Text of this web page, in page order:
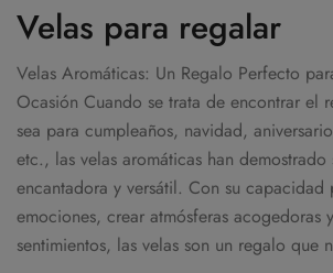
Velas para regalar
Velas Aromáticas: Un Regalo Perfecto
Ocasión Cuando se trata de encontrar el
sea para cumpleaños, navidad,
etc., las velas aromáticas han
encantadora y versátil. Con su capacidad
emociones, crear atmósferas acogedoras
sentimientos, las velas son un regalo que